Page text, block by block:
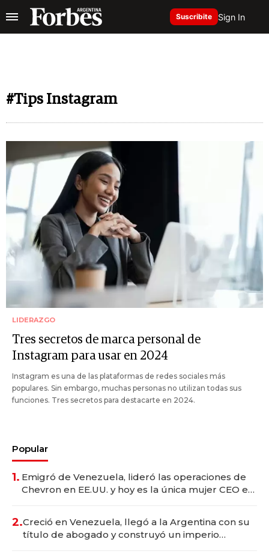
Suscribite Sign In
#Tips Instagram
LIDERAZGO
Tres secretos de marca personal de
Instagram para usar en 2024
Instagram es una de las plataformas de redes sociales más
populares. Sin embargo, muchas personas no utilizan todas sus
funciones. Tres secretos para destacarte en 2024.
Popular
1. Emigró de Venezuela, lideró las operaciones de
Chevron en EE.UU. y hoy es la única mujer CEO en
2.Creció en Venezuela, llegó a la Argentina con su
título de abogado y construyó un imperio